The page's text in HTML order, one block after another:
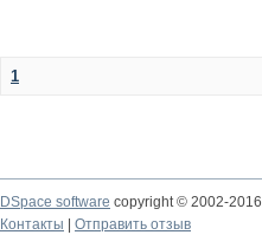
1
DSpace software copyright © 2002-2016
Контакты
Отправить отзыв